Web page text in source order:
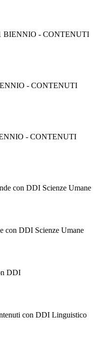
BIENNIO - CONTENUTI
- CONTENUTI
- CONTENUTI
con DDI Scienze Umane
con DDI Scienze Umane
DDI
con DDI Linguistico